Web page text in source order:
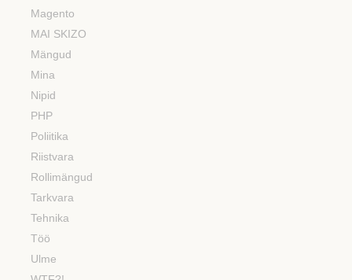
Magento
MAI SKIZO
Mängud
Mina
Nipid
PHP
Poliitika
Riistvara
Rollimängud
Tarkvara
Tehnika
Töö
Ulme